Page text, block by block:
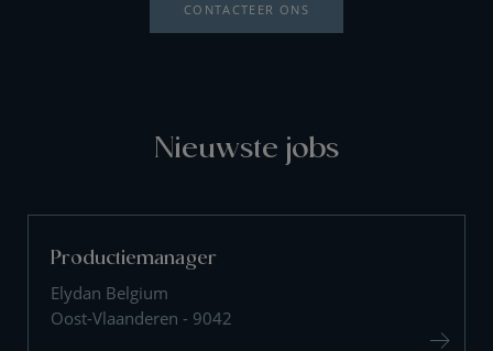
CONTACTEER ONS
Nieuwste jobs
Productiemanager
Elydan Belgium
Oost-Vlaanderen - 9042